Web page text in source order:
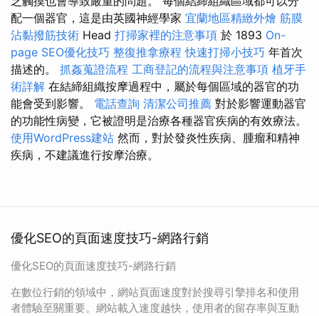
配一個器官，這是由英國神經學家 宜蘭地區精緻外燴 筋膜
沾黏撥筋技術 Head 打掃家裡的注意事項 於 1893 On-
page SEO優化技巧 整復推拿療程 快速打掃小技巧 年首次
描述的。 抓姦蒐證流程 工商登記的流程與注意事項 植牙手
術詳解 在結締組織按摩過程中，屬於每個區域的器官的功
能會受到影響。 電話查詢 清潔公司推薦 對於影響運動器官
的功能性病變，它被證明是治療各種器官疾病的有效療法。
使用WordPress建站 然而，對於發炎性疾病、腫瘤和精神
疾病，不建議進行按摩治療。
優化SEO的頁面速度技巧-網路行銷
優化SEO的頁面速度技巧-網路行銷
在數位行銷的領域中，網站頁面速度對於搜尋引擎排名和使用
者體驗至關重要。網站載入速度越快，使用者的留存率與互動